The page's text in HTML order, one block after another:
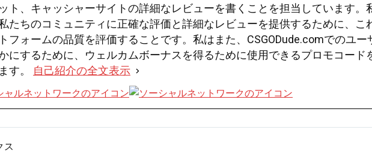
ト、キャッシャーサイトの詳細なレビューを書くことを担当しています。
たちのコミュニティに正確な評価と詳細なレビューを提供するために、こ
フォームの品質を評価することです。私はまた、CSGODude.comでのユー
にするために、ウェルカムボーナスを得るために使用できるプロモコード
す。 自己紹介の全文表示
ス